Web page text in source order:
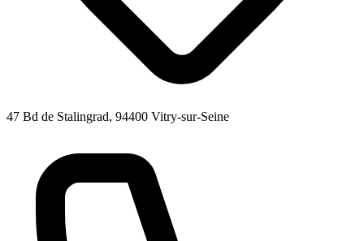
47 Bd de Stalingrad, 94400 Vitry-sur-Seine